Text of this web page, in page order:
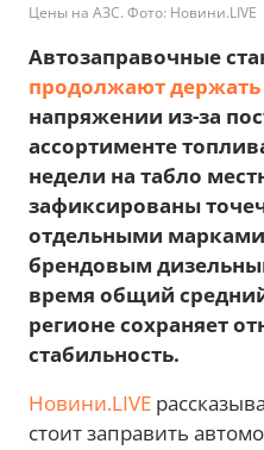
Цены на АЗС. Фото: Новини.LIVE
Автозаправочные
продолжают держать
напряжении из-за
ассортименте
недели на табло
зафиксированы
отдельными
брендовым
время общий
регионе сохраняет
стабильность.
Новини.LIVE
стоит заправить